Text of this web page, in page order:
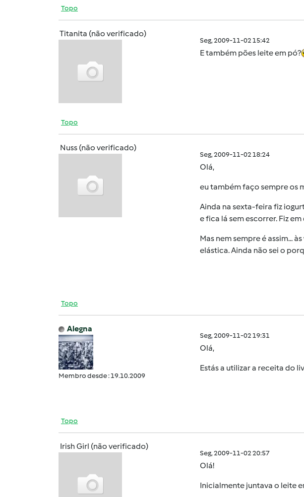
Topo
Titanita (não verificado)
Seg, 2009-11-02 15:42
E também pões leite em pó?
Topo
Nuss (não verificado)
Seg, 2009-11-02 18:24
Olá,
eu também faço sempre os
Ainda na sexta-feira fiz
e fica lá sem escorrer. Fiz
Mas nem sempre é assim...
elástica. Ainda não sei o
Topo
Alegna
Membro desde : 19.10.2009
Seg, 2009-11-02 19:31
Olá,
Estás a utilizar a receita do
Topo
Irish Girl (não verificado)
Seg, 2009-11-02 20:57
Olá!
Inicialmente juntava o leite